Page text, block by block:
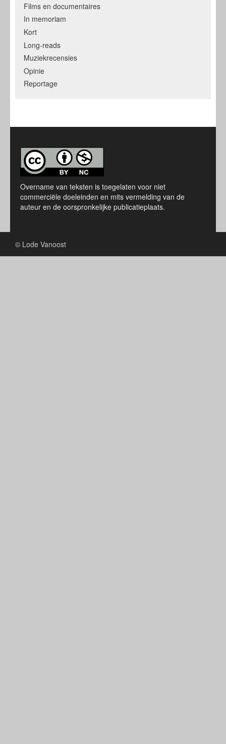
Films en documentaires
In memoriam
Kort
Long-reads
Muziekrecensies
Opinie
Reportage
Overname van teksten is toegelaten voor niet
commerciële doeleinden en mits vermelding van de
auteur en de oorspronkelijke publicatieplaats.
© Lode Vanoost